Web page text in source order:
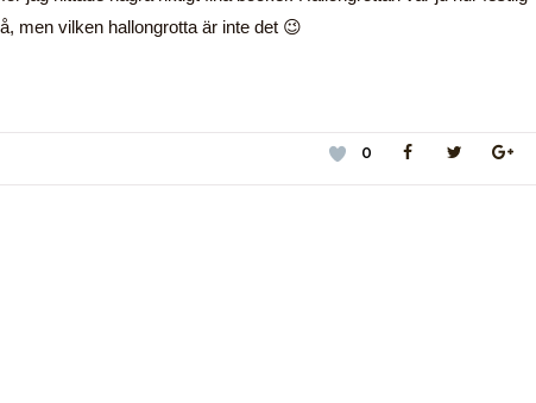
men vilken hallongrotta är inte det 😉
0